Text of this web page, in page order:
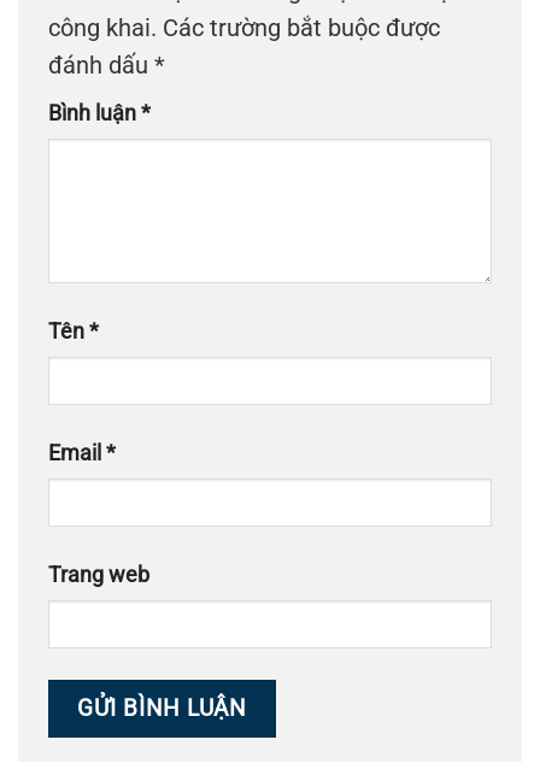
công khai. Các trường bắt buộc được
đánh dấu *
Bình luận*
Tên*
Email *
Trang web